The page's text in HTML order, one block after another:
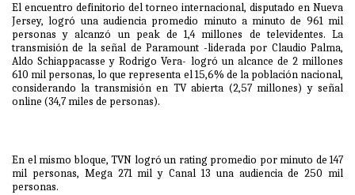
El encuentro definitorio del torneo internacional, disputado en Nueva
Jersey, logró una audiencia promedio minuto a minuto de 961 mil
personas y alcanzó un peak de 1,4 millones de televidentes. La
transmisión de la señal de Paramount -liderada por Claudio Palma,
Aldo Schiappacasse y Rodrigo Vera- logró un alcance de 2 millones
610 mil personas, lo que representa el 15,6% de la población nacional,
considerando la transmisión en TV abierta (2,57 millones) y señal
online (34,7 miles de personas).
En el mismo bloque, TVN logró un rating promedio por minuto de 147
mil personas, Mega 271 mil y Canal 13 una audiencia de 250 mil
personas.